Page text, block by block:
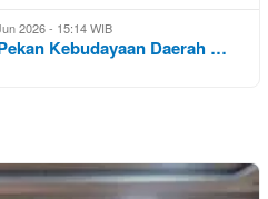
2026 - 15:14 WIB
Kebudayaan Daerah …